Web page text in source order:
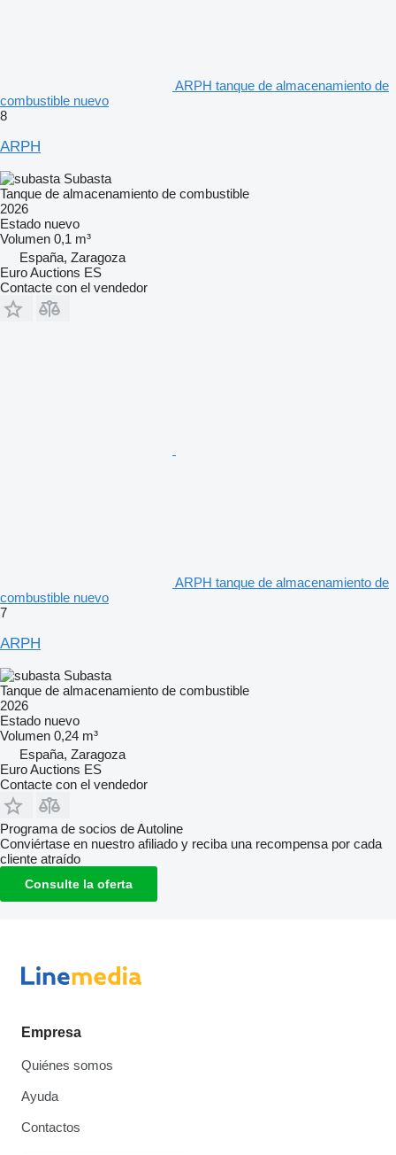
ARPH tanque de almacenamiento de
combustible nuevo
8
ARPH
Subasta
Tanque de almacenamiento de combustible
2026
Estado nuevo
Volumen 0,1 m³
España, Zaragoza
Euro Auctions ES
Contacte con el vendedor
ARPH tanque de almacenamiento de
combustible nuevo
7
ARPH
Subasta
Tanque de almacenamiento de combustible
2026
Estado nuevo
Volumen 0,24 m³
España, Zaragoza
Euro Auctions ES
Contacte con el vendedor
Programa de socios de Autoline
Conviértase en nuestro afiliado y reciba una recompensa por cada
cliente atraído
Consulte la oferta
Empresa
Quiénes somos
Ayuda
Contactos